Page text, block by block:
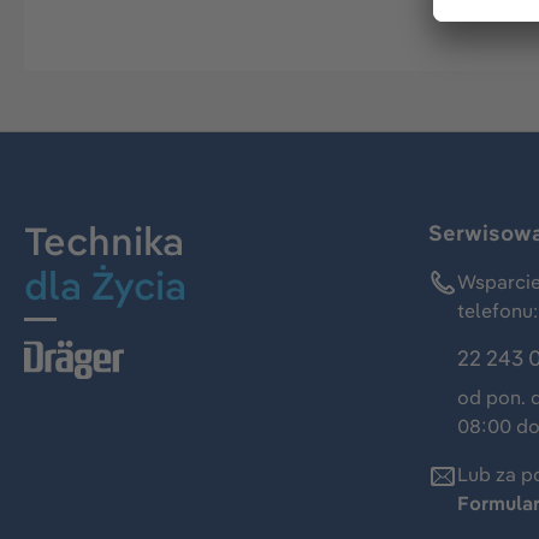
Technika
dla Życia
telefonu:
22 243
od pon.
08:00
Lub za